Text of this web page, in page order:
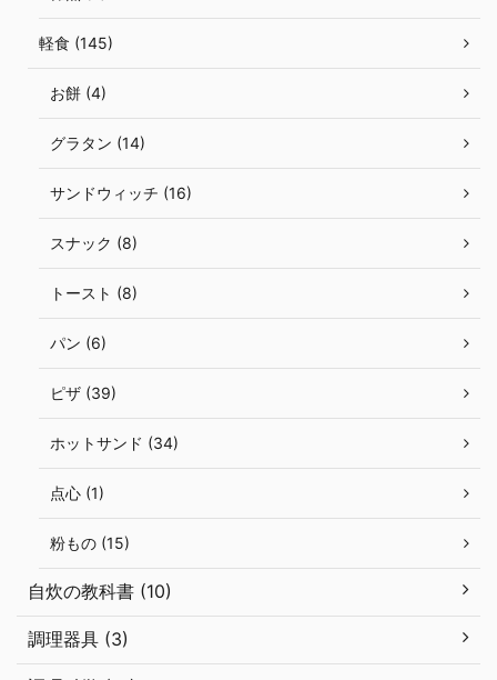
軽食 (145)
お餅 (4)
グラタン (14)
サンドウィッチ (16)
スナック (8)
トースト (8)
パン (6)
ピザ (39)
ホットサンド (34)
点心 (1)
粉もの (15)
自炊の教科書 (10)
調理器具 (3)